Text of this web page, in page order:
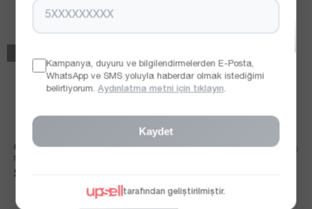
PREMIUM SERI GÖĞÜS KAPLI
SIYAH POPLIN ELBISE
$0.00
ETEK UCU PILELI SIYAH ELBISE
Kampanya, duyuru ve bilgilendirmelerden E-Posta,
WhatsApp ve SMS yoluyla haberdar olmak istediğimi
belirtiyorum. Aydınlatma metni için tıklayın.
Kaydet
tarafından geliştirilmiştir.